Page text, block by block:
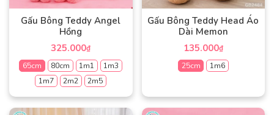
có
thể
chọn
trên
trang
sản
phẩm
thể
được
trên
trang
Gấu Bông Teddy Angel
Hồng
325.000₫
65cm
80cm 1m1
1m3
1m7
2m2 2m5
Sản
Gấu Bông Teddy Head Áo
Dài Memon
135.000₫
25cm
1m6
phẩm